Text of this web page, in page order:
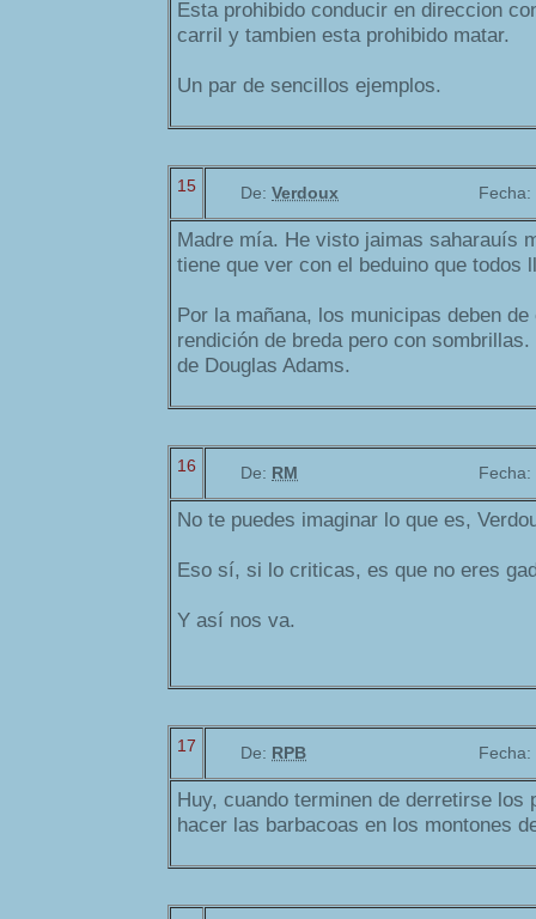
Esta prohibido conducir en direccion
carril y tambien esta prohibido matar.
Un par de sencillos ejemplos.
15 De: Verdoux Fecha:
Madre mía. He visto jaimas saharauís
tiene que ver con el beduino que todos
Por la mañana, los municipas deben
rendición de breda pero con
de Douglas Adams.
16 De: RM Fecha:
No te puedes imaginar lo que es,
Eso sí, si lo criticas, es que no eres
Y así nos va.
17 De: RPB Fecha:
Huy, cuando terminen de derretirse los
hacer las barbacoas en los montones